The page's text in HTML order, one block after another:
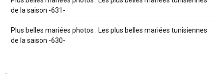
de la saison -631-
Plus belles mariées photos : Les plus belles mariées tunisiennes
de la saison -630-